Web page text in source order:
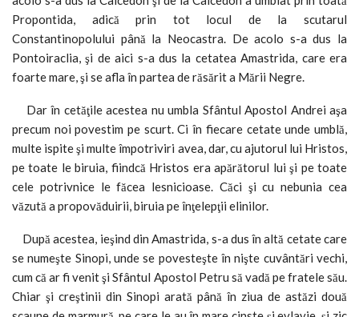
Propontida, adică prin tot locul de la scutarul
Constantinopolului până la Neocastra. De acolo s-a dus la
Pontoiraclia, şi de aici s-a dus la cetatea Amastrida, care era
foarte mare, şi se afla în partea de răsărit a Mării Negre.
Dar în cetăţile acestea nu umbla Sfântul Apostol Andrei aşa
precum noi povestim pe scurt. Ci în fiecare cetate unde umblă,
multe ispite şi multe împotriviri avea, dar, cu ajutorul lui Hristos,
pe toate le biruia, fiindcă Hristos era apărătorul lui şi pe toate
cele potrivnice le făcea lesnicioase. Căci şi cu nebunia cea
văzută a propovăduirii, biruia pe înţelepţii elinilor.
După acestea, ieşind din Amastrida, s-a dus în altă cetate care
se numeşte Sinopi, unde se povesteşte în nişte cuvântări vechi,
cum că ar fi venit şi Sfântul Apostol Petru să vadă pe fratele său.
Chiar şi creştinii din Sinopi arată până în ziua de astăzi două